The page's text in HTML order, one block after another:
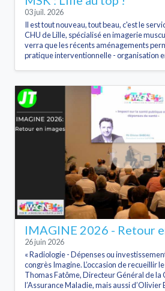
03 juil. 2026
Il est tout nouveau, tout beau, c'est le
CHU de Lille, spécialisé en imagerie
verra que les récents aménagements
pratique interventionnelle - organisation
IMAGINE 2026 - Retour
26 juin 2026
« Radiologie - Dépenses ou
congrès Imagine. L’occasion de recueillir
Thomas Fatôme, Directeur Général de la
l’Assurance Maladie, mais aussi d’Olivier